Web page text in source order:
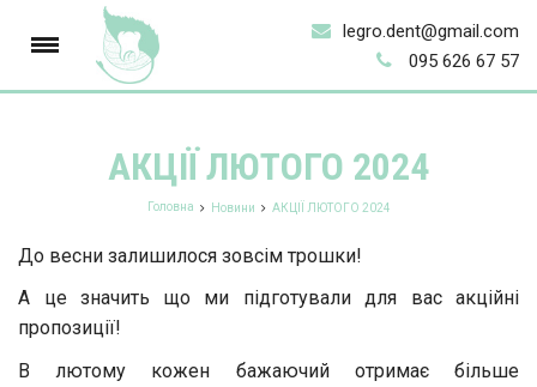
legro.dent@gmail.com
095 626 67 57
АКЦІЇ ЛЮТОГО 2024
Головна Новини АКЦІЇ ЛЮТОГО 2024
До весни залишилося зовсім трошки!
А це значить що ми підготували для вас акційні
пропозиції!
В лютому кожен бажаючий отримає більше